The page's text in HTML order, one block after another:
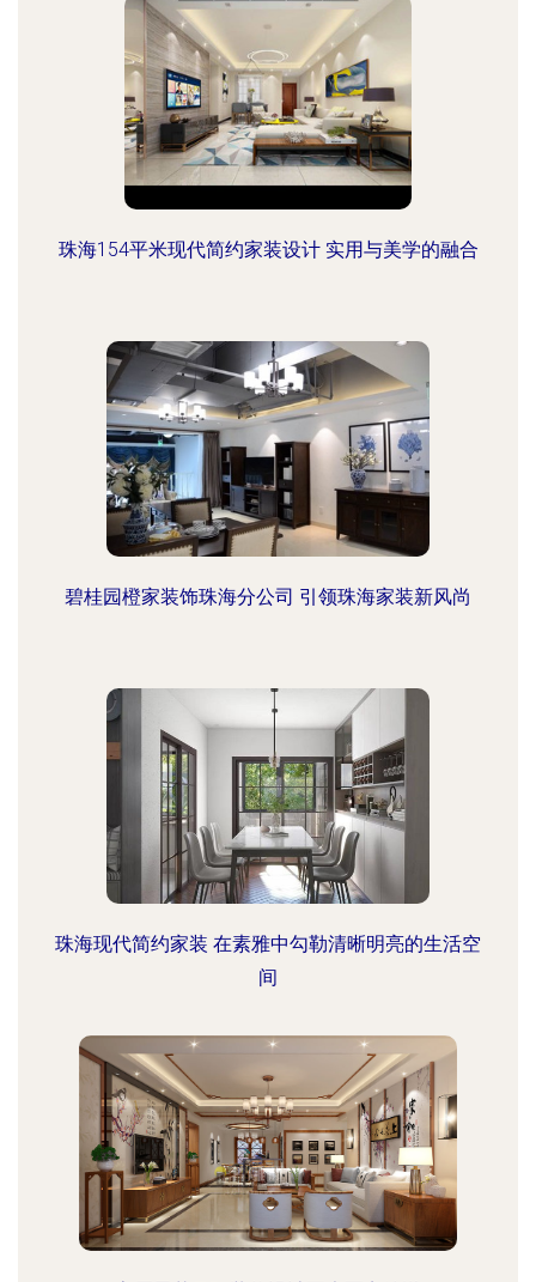
珠海154平米现代简约家装设计 实用与美学的融合
碧桂园橙家装饰珠海分公司 引领珠海家装新风尚
珠海现代简约家装 在素雅中勾勒清晰明亮的生活空
间